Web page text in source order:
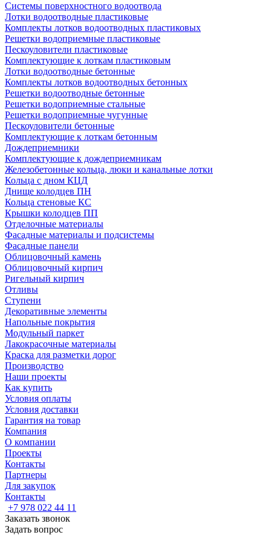
Системы поверхностного водоотвода
Лотки водоотводные пластиковые
Комплекты лотков водоотводных пластиковых
Решетки водоприемные пластиковые
Пескоуловители пластиковые
Комплектующие к лоткам пластиковым
Лотки водоотводные бетонные
Комплекты лотков водоотводных бетонных
Решетки водоотводные бетонные
Решетки водоприемные стальные
Решетки водоприемные чугунные
Пескоуловители бетонные
Комплектующие к лоткам бетонным
Дождеприемники
Комплектующие к дождеприемникам
Железобетонные кольца, люки и канальные лотки
Кольца с дном КЦД
Днище колодцев ПН
Кольца стеновые КС
Крышки колодцев ПП
Отделочные материалы
Фасадные материалы и подсистемы
Фасадные панели
Облицовочный камень
Облицовочный кирпич
Ригельный кирпич
Отливы
Ступени
Декоративные элементы
Напольные покрытия
Модульный паркет
Лакокрасочные материалы
Краска для разметки дорог
Производство
Наши проекты
Как купить
Условия оплаты
Условия доставки
Гарантия на товар
Компания
О компании
Проекты
Контакты
Партнеры
Для закупок
Контакты
+7 978 022 44 11
Заказать звонок
Задать вопрос